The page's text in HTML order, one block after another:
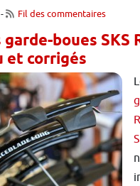
Fil des commentaires
garde-boues SKS
et corrigés